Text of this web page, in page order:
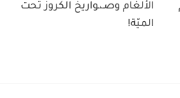
الألغام وصـ،ـواريخ الكروز تحت
الميّة!